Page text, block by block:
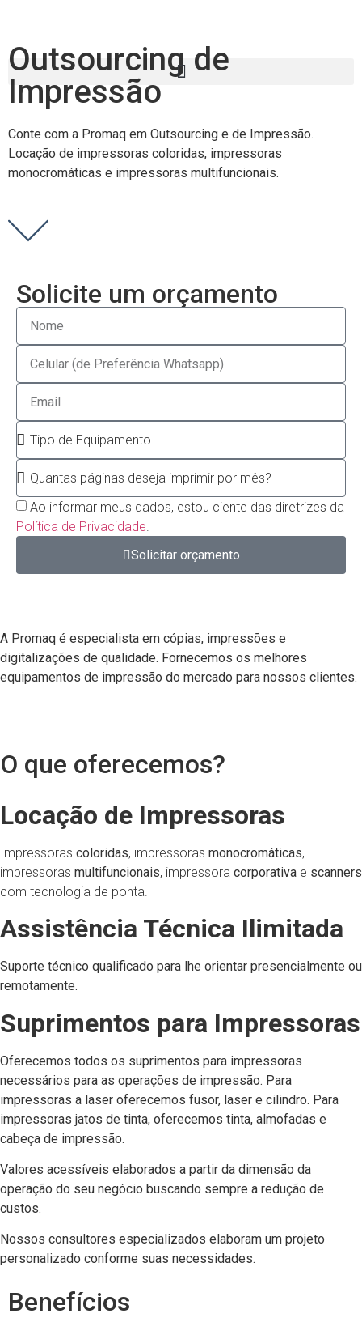
Outsourcing de
Impressão
Conte com a Promaq em Outsourcing e de Impressão.
Locação de impressoras coloridas, impressoras
monocromáticas e impressoras multifuncionais.
Solicite um orçamento
Ao informar meus dados, estou ciente das diretrizes da
Política de Privacidade.
Solicitar orçamento
A Promaq é especialista em cópias, impressões e
digitalizações de qualidade. Fornecemos os melhores
equipamentos de impressão do mercado para nossos clientes.
O que oferecemos?
Locação de Impressoras
Impressoras coloridas, impressoras monocromáticas,
impressoras multifuncionais, impressora corporativa e scanners
com tecnologia de ponta.
Assistência Técnica Ilimitada
Suporte técnico qualificado para lhe orientar presencialmente ou
remotamente.
Suprimentos para Impressoras
Oferecemos todos os suprimentos para impressoras
necessários para as operações de impressão. Para
impressoras a laser oferecemos fusor, laser e cilindro. Para
impressoras jatos de tinta, oferecemos tinta, almofadas e
cabeça de impressão.
Valores acessíveis elaborados a partir da dimensão da
operação do seu negócio buscando sempre a redução de
custos.
Nossos consultores especializados elaboram um projeto
personalizado conforme suas necessidades.
Benefícios